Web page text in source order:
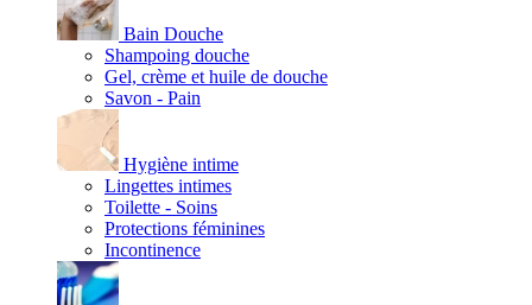
Bain Douche
Shampoing douche
Gel, crème et huile de douche
Savon - Pain
Hygiène intime
Lingettes intimes
Toilette - Soins
Protections féminines
Incontinence